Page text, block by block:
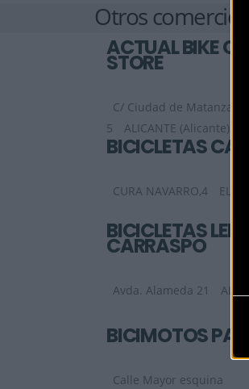
Otros comercios
ACTUAL BIKE
STORE
C/ Ciudad de Matanzas,
5
ALICANTE (Alicante)
BICICLETAS
CURA NAVARRO,4
BICICLETAS
CARRASPO
Avda. Alameda 21
BICIMOTOS
Calle Mayor esquina